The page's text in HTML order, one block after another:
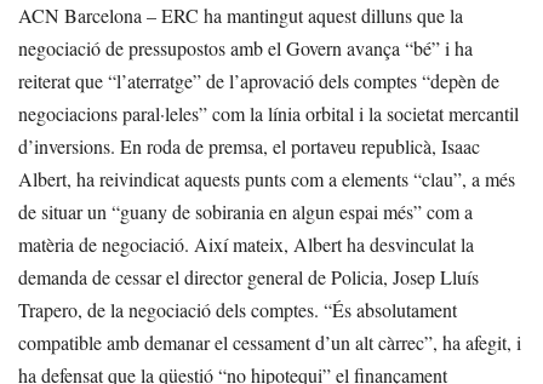
ACN Barcelona – ERC ha mantingut aquest dilluns que la
negociació de pressupostos amb el Govern avança “bé” i ha
reiterat que “l’aterratge” de l’aprovació dels comptes “depèn de
negociacions paral·leles” com la línia orbital i la societat mercantil
d’inversions. En roda de premsa, el portaveu republicà, Isaac
Albert, ha reivindicat aquests punts com a elements “clau”, a més
de situar un “guany de sobirania en algun espai més” com a
matèria de negociació. Així mateix, Albert ha desvinculat la
demanda de cessar el director general de Policia, Josep Lluís
Trapero, de la negociació dels comptes. “És absolutament
compatible amb demanar el cessament d’un alt càrrec”, ha afegit, i
ha defensat que la qüestió “no hipotequi” el finançament